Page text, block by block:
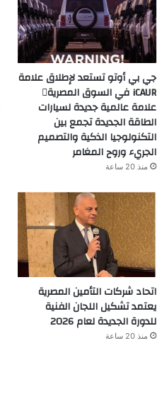
جي بي أوتو تستعد لإطلاق علامة
iCAUR في السوق المصرية
علامة عالمية جديدة لسيارات
الطاقة الجديدة تجمع بين
التكنولوجيا الذكية والتصميم
الجريء وروح المغامر
منذ 20 ساعة
اتحاد شركات التأمين المصرية
يعتمد تشكيل اللجان الفنية
للدورة الجديدة لعام 2026
منذ 20 ساعة